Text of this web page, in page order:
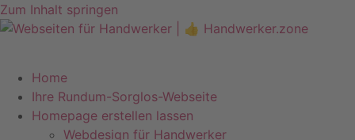
Zum Inhalt springen
Home
Ihre Rundum-Sorglos-Webseite
Homepage erstellen lassen
Webdesign für Handwerker